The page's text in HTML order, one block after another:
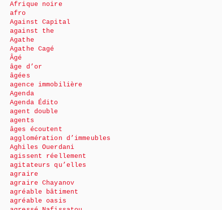
Afrique noire
afro
Against Capital
against the
Agathe
Agathe Cagé
Âgé
âge d’or
âgées
agence immobilière
Agenda
Agenda Édito
agent double
agents
âges écoutent
agglomération d’immeubles
Aghiles Ouerdani
agissent réellement
agitateurs qu’elles
agraire
agraire Chayanov
agréable bâtiment
agréable oasis